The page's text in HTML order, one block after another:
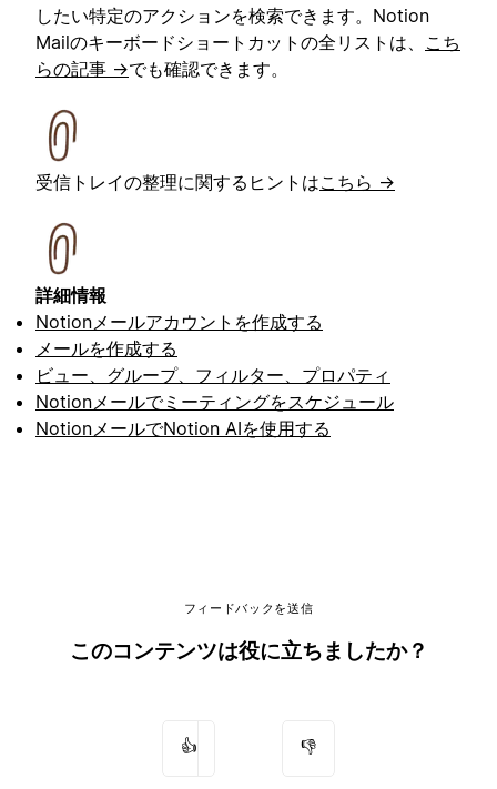
したい特定のアクションを検索できます。Notion
Mailのキーボードショートカットの全リストは、 こち
らの記事 →でも確認できます。
受信トレイの整理に関するヒントはこちら →
詳細情報
Notionメールアカウントを作成する
メールを作成する
ビュー、グループ、フィルター、プロパティ
Notionメールでミーティングをスケジュール
NotionメールでNotion AIを使用する
フィードバックを送信
このコンテンツは役に立ちましたか？
👍 👎